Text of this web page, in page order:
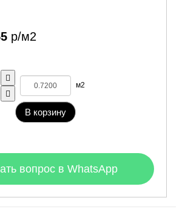
р/м2
м2
В корзину
вопрос в WhatsApp